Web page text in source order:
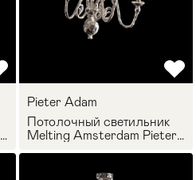
Pieter Adam
Потолочный светильник
Melting Amsterdam Pieter